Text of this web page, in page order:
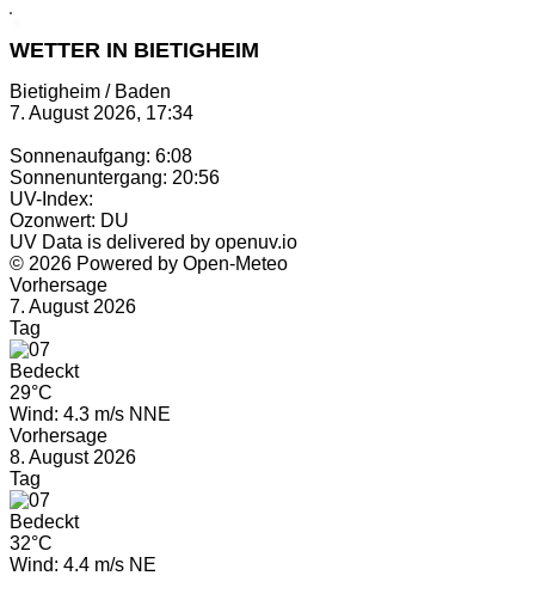
WETTER IN BIETIGHEIM
Bietigheim / Baden
7. August 2026, 17:34
Sonnenaufgang: 6:08
Sonnenuntergang: 20:56
UV-Index:
Ozonwert: DU
UV Data is delivered by openuv.io
© 2026 Powered by Open-Meteo
Vorhersage
7. August 2026
Tag
Bedeckt
29°C
Wind: 4.3 m/s NNE
Vorhersage
8. August 2026
Tag
Bedeckt
32°C
Wind: 4.4 m/s NE